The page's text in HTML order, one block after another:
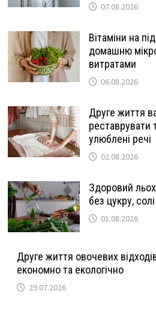
07.08.2026
Вітаміни на
домашню
витратами
06.08.2026
Друге життя
реставрувати
улюблені речі
02.08.2026
Здоровий
без цукру,
01.08.2026
Друге життя овочевих
економно та екологічно
29.07.2026